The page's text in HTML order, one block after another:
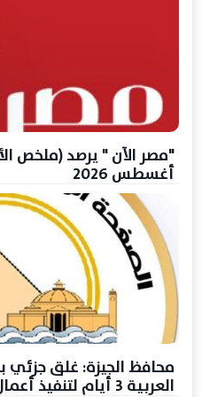
أغسطس 2026
محافظ الجيزة: غلق جزئي
العربية 3 أيام لتنفيذ أعمال الغاز الطبيعي